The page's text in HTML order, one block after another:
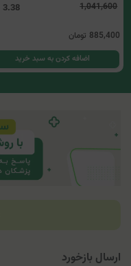
1,041,600
3.38
885,400 تومان
اضافه کردن به سبد خرید
ارسال بازخورد